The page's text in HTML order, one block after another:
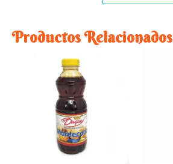
Productos Relacionados